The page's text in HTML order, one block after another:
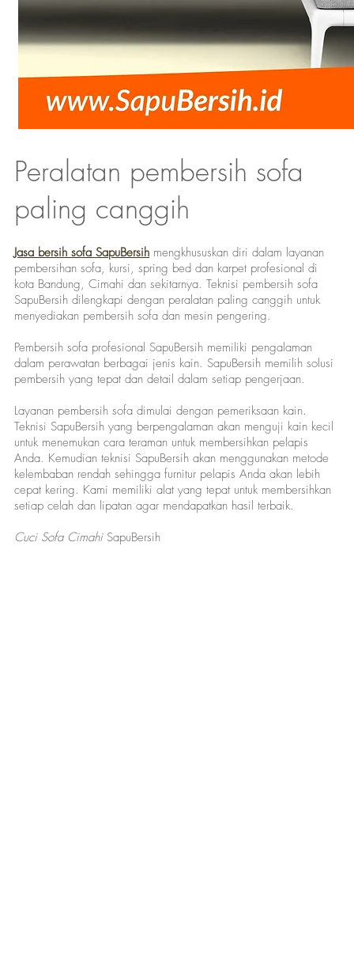
Peralatan pembersih sofa
paling canggih
Jasa bersih sofa SapuBersih mengkhususkan diri dalam layanan
pembersihan sofa, kursi, spring bed dan karpet profesional di
kota Bandung, Cimahi dan sekitarnya. Teknisi pembersih sofa
SapuBersih dilengkapi dengan peralatan paling canggih untuk
menyediakan pembersih sofa dan mesin pengering.
Pembersih sofa profesional SapuBersih memiliki pengalaman
dalam perawatan berbagai jenis kain. SapuBersih memilih solusi
pembersih yang tepat dan detail dalam setiap pengerjaan.
Layanan pembersih sofa dimulai dengan pemeriksaan kain.
Teknisi SapuBersih yang berpengalaman akan menguji kain kecil
untuk menemukan cara teraman untuk membersihkan pelapis
Anda. Kemudian teknisi SapuBersih akan menggunakan metode
kelembaban rendah sehingga furnitur pelapis Anda akan lebih
cepat kering. Kami memiliki alat yang tepat untuk membersihkan
setiap celah dan lipatan agar mendapatkan hasil terbaik.
Cuci Sofa CimahiSapuBersih